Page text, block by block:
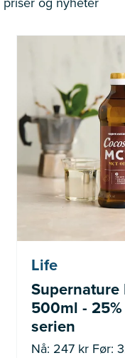
Life
Supernature
500ml -
serien
Nå: 247 kr Før: